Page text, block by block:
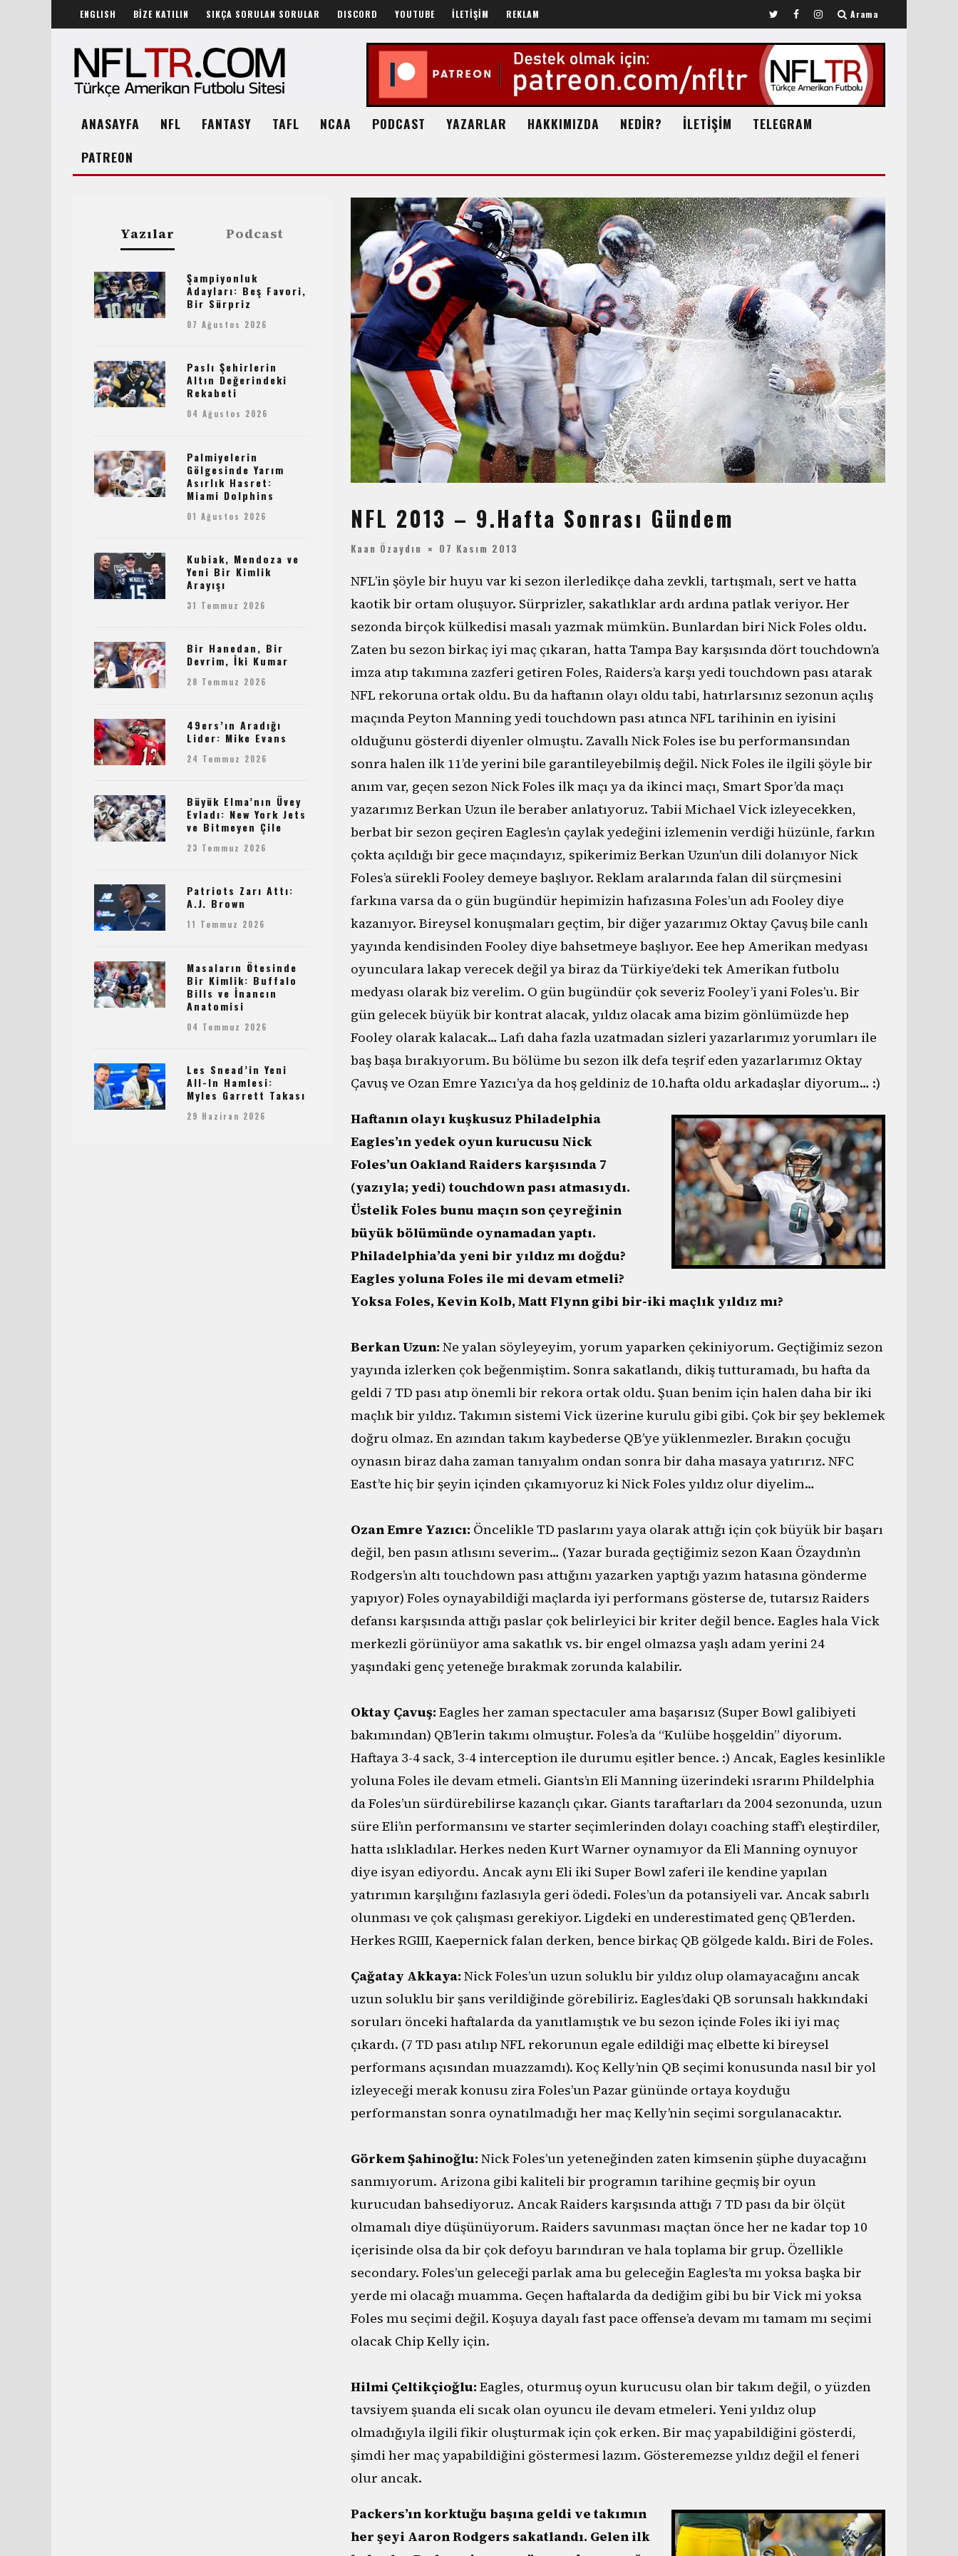
ENGLISH BİZE KATILIN SIKÇA SORULAN SORULAR DISCORD YOUTUBE İLETİŞİM REKLAM Arama
ANASAYFA NFL FANTASY TAFL NCAA PODCAST YAZARLAR HAKKIMIZDA NEDİR? İLETİŞİM
TELEGRAM
PATREON
NFL 2013 – 9.Hafta Sonrası Gündem
Kaan Özaydın 07 Kasım 2013
NFL’in şöyle bir huyu var ki sezon ilerledikçe daha zevkli, tartışmalı, sert ve hatta
kaotik bir ortam oluşuyor. Sürprizler, sakatlıklar ardı ardına patlak veriyor. Her
sezonda birçok külkedisi masalı yazmak mümkün. Bunlardan biri Nick Foles oldu.
Zaten bu sezon birkaç iyi maç çıkaran, hatta Tampa Bay karşısında dört touchdown’a
imza atıp takımına zazferi getiren Foles, Raiders’a karşı yedi touchdown pası atarak
NFL rekoruna ortak oldu. Bu da haftanın olayı oldu tabi, hatırlarsınız sezonun açılış
maçında Peyton Manning yedi touchdown pası atınca NFL tarihinin en iyisini
olduğunu gösterdi diyenler olmuştu. Zavallı Nick Foles ise bu performansından
sonra halen ilk 11’de yerini bile garantileyebilmiş değil. Nick Foles ile ilgili şöyle bir
anım var, geçen sezon Nick Foles ilk maçı ya da ikinci maçı, Smart Spor’da maçı
yazarımız Berkan Uzun ile beraber anlatıyoruz. Tabii Michael Vick izleyecekken,
berbat bir sezon geçiren Eagles’ın çaylak yedeğini izlemenin verdiği hüzünle, farkın
çokta açıldığı bir gece maçındayız, spikerimiz Berkan Uzun’un dili dolanıyor Nick
Foles’a sürekli Fooley demeye başlıyor. Reklam aralarında falan dil sürçmesini
farkına varsa da o gün bugündür hepimizin hafızasına Foles’un adı Fooley diye
kazanıyor. Bireysel konuşmaları geçtim, bir diğer yazarımız Oktay Çavuş bile canlı
yayında kendisinden Fooley diye bahsetmeye başlıyor. Eee hep Amerikan medyası
oyunculara lakap verecek değil ya biraz da Türkiye’deki tek Amerikan futbolu
medyası olarak biz verelim. O gün bugündür çok severiz Fooley’i yani Foles’u. Bir
gün gelecek büyük bir kontrat alacak, yıldız olacak ama bizim gönlümüzde hep
Fooley olarak kalacak… Lafı daha fazla uzatmadan sizleri yazarlarımız yorumları ile
baş başa bırakıyorum. Bu bölüme bu sezon ilk defa teşrif eden yazarlarımız Oktay
Çavuş ve Ozan Emre Yazıcı’ya da hoş geldiniz de 10.hafta oldu arkadaşlar diyorum… :)
Haftanın olayı kuşkusuz Philadelphia
Eagles’ın yedek oyun kurucusu Nick
Foles’un Oakland Raiders karşısında 7
(yazıyla; yedi) touchdown pası atmasıydı.
Üstelik Foles bunu maçın son çeyreğinin
büyük bölümünde oynamadan yaptı.
Philadelphia’da yeni bir yıldız mı doğdu?
Eagles yoluna Foles ile mi devam etmeli?
Yoksa Foles, Kevin Kolb, Matt Flynn gibi bir-iki maçlık yıldız mı?
Berkan Uzun: Ne yalan söyleyeyim, yorum yaparken çekiniyorum. Geçtiğimiz sezon
yayında izlerken çok beğenmiştim. Sonra sakatlandı, dikiş tutturamadı, bu hafta da
geldi 7 TD pası atıp önemli bir rekora ortak oldu. Şuan benim için halen daha bir iki
maçlık bir yıldız. Takımın sistemi Vick üzerine kurulu gibi gibi. Çok bir şey beklemek
doğru olmaz. En azından takım kaybederse QB’ye yüklenmezler. Bırakın çocuğu
oynasın biraz daha zaman tanıyalım ondan sonra bir daha masaya yatırırız. NFC
East’te hiç bir şeyin içinden çıkamıyoruz ki Nick Foles yıldız olur diyelim…
Ozan Emre Yazıcı: Öncelikle TD paslarını yaya olarak attığı için çok büyük bir başarı
değil, ben pasın atlısını severim… (Yazar burada geçtiğimiz sezon Kaan Özaydın’ın
Rodgers’ın altı touchdown pası attığını yazarken yaptığı yazım hatasına gönderme
yapıyor) Foles oynayabildiği maçlarda iyi performans gösterse de, tutarsız Raiders
defansı karşısında attığı paslar çok belirleyici bir kriter değil bence. Eagles hala Vick
merkezli görünüyor ama sakatlık vs. bir engel olmazsa yaşlı adam yerini 24
yaşındaki genç yeteneğe bırakmak zorunda kalabilir.
Oktay Çavuş: Eagles her zaman spectaculer ama başarısız (Super Bowl galibiyeti
bakımından) QB’lerin takımı olmuştur. Foles’a da “Kulübe hoşgeldin” diyorum.
Haftaya 3-4 sack, 3-4 interception ile durumu eşitler bence. :) Ancak, Eagles kesinlikle
yoluna Foles ile devam etmeli. Giants’ın Eli Manning üzerindeki ısrarını Phildelphia
da Foles’un sürdürebilirse kazançlı çıkar. Giants taraftarları da 2004 sezonunda, uzun
süre Eli’ın performansını ve starter seçimlerinden dolayı coaching staff’ı eleştirdiler,
hatta ıslıkladılar. Herkes neden Kurt Warner oynamıyor da Eli Manning oynuyor
diye isyan ediyordu. Ancak aynı Eli iki Super Bowl zaferi ile kendine yapılan
yatırımın karşılığını fazlasıyla geri ödedi. Foles’un da potansiyeli var. Ancak sabırlı
olunması ve çok çalışması gerekiyor. Ligdeki en underestimated genç QB’lerden.
Herkes RGIII, Kaepernick falan derken, bence birkaç QB gölgede kaldı. Biri de Foles.
Çağatay Akkaya: Nick Foles’un uzun soluklu bir yıldız olup olamayacağını ancak
uzun soluklu bir şans verildiğinde görebiliriz. Eagles’daki QB sorunsalı hakkındaki
soruları önceki haftalarda da yanıtlamıştık ve bu sezon içinde Foles iki iyi maç
çıkardı. (7 TD pası atılıp NFL rekorunun egale edildiği maç elbette ki bireysel
performans açısından muazzamdı). Koç Kelly’nin QB seçimi konusunda nasıl bir yol
izleyeceği merak konusu zira Foles’un Pazar gününde ortaya koyduğu
performanstan sonra oynatılmadığı her maç Kelly’nin seçimi sorgulanacaktır.
Görkem Şahinoğlu: Nick Foles’un yeteneğinden zaten kimsenin şüphe duyacağını
sanmıyorum. Arizona gibi kaliteli bir programın tarihine geçmiş bir oyun
kurucudan bahsediyoruz. Ancak Raiders karşısında attığı 7 TD pası da bir ölçüt
olmamalı diye düşünüyorum. Raiders savunması maçtan önce her ne kadar top 10
içerisinde olsa da bir çok defoyu barındıran ve hala toplama bir grup. Özellikle
secondary. Foles’un geleceği parlak ama bu geleceğin Eagles’ta mı yoksa başka bir
yerde mi olacağı muamma. Geçen haftalarda da dediğim gibi bu bir Vick mi yoksa
Foles mu seçimi değil. Koşuya dayalı fast pace offense’a devam mı tamam mı seçimi
olacak Chip Kelly için.
Hilmi Çeltikçioğlu: Eagles, oturmuş oyun kurucusu olan bir takım değil, o yüzden
tavsiyem şuanda eli sıcak olan oyuncu ile devam etmeleri. Yeni yıldız olup
olmadığıyla ilgili fikir oluşturmak için çok erken. Bir maç yapabildiğini gösterdi,
şimdi her maç yapabildiğini göstermesi lazım. Gösteremezse yıldız değil el feneri
olur ancak.
Packers’ın korktuğu başına geldi ve takımın
her şeyi Aaron Rodgers sakatlandı. Gelen ilk
Yazılar Podcast
Şampiyonluk
Adayları: Beş Favori,
Bir Sürpriz
07 Ağustos 2026
Paslı Şehirlerin
Altın Değerindeki
Rekabeti
04 Ağustos 2026
Palmiyelerin
Gölgesinde Yarım
Asırlık Hasret:
Miami Dolphins
01 Ağustos 2026
Kubiak, Mendoza ve
Yeni Bir Kimlik
Arayışı
31 Temmuz 2026
Bir Hanedan, Bir
Devrim, İki Kumar
28 Temmuz 2026
49ers’ın Aradığı
Lider: Mike Evans
24 Temmuz 2026
Büyük Elma’nın Üvey
Evladı: New York Jets
ve Bitmeyen Çile
23 Temmuz 2026
Patriots Zarı Attı:
A.J. Brown
11 Temmuz 2026
Masaların Ötesinde
Bir Kimlik: Buffalo
Bills ve İnancın
Anatomisi
04 Temmuz 2026
Les Snead’in Yeni
All-In Hamlesi:
Myles Garrett Takası
29 Haziran 2026